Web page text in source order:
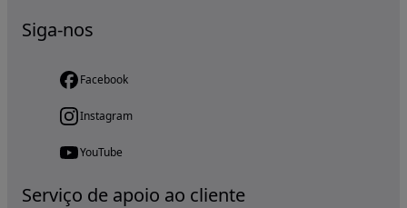
Siga-nos
Facebook
Instagram
YouTube
Serviço de apoio ao cliente